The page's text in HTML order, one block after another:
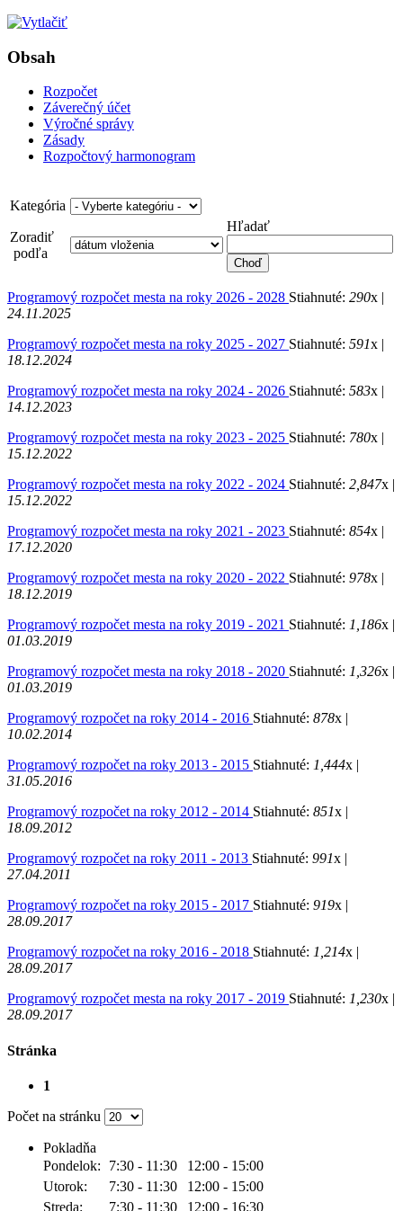
Obsah
Rozpočet
Záverečný účet
Výročné správy
Zásady
Rozpočtový harmonogram
Kategória
Zoradiť
podľa
Hľadať
Programový rozpočet mesta na roky 2026 - 2028 Stiahnuté: 290x |
24.11.2025
Programový rozpočet mesta na roky 2025 - 2027 Stiahnuté: 591x |
18.12.2024
Programový rozpočet mesta na roky 2024 - 2026 Stiahnuté: 583x |
14.12.2023
Programový rozpočet mesta na roky 2023 - 2025 Stiahnuté: 780x |
15.12.2022
Programový rozpočet mesta na roky 2022 - 2024 Stiahnuté: 2,847x |
15.12.2022
Programový rozpočet mesta na roky 2021 - 2023 Stiahnuté: 854x |
17.12.2020
Programový rozpočet mesta na roky 2020 - 2022 Stiahnuté: 978x |
18.12.2019
Programový rozpočet mesta na roky 2019 - 2021 Stiahnuté: 1,186x |
01.03.2019
Programový rozpočet mesta na roky 2018 - 2020 Stiahnuté: 1,326x |
01.03.2019
Programový rozpočet na roky 2014 - 2016 Stiahnuté: 878x |
10.02.2014
Programový rozpočet na roky 2013 - 2015 Stiahnuté: 1,444x |
31.05.2016
Programový rozpočet na roky 2012 - 2014 Stiahnuté: 851x |
18.09.2012
Programový rozpočet na roky 2011 - 2013 Stiahnuté: 991x |
27.04.2011
Programový rozpočet na roky 2015 - 2017 Stiahnuté: 919x |
28.09.2017
Programový rozpočet na roky 2016 - 2018 Stiahnuté: 1,214x |
28.09.2017
Programový rozpočet mesta na roky 2017 - 2019 Stiahnuté: 1,230x |
28.09.2017
Stránka
1
Počet na stránku
Pokladňa
Pondelok:
7:30 - 11:30
12:00 - 15:00
Utorok:
7:30 - 11:30
12:00 - 15:00
Streda:
7:30 - 11:30 12:00 - 16:30